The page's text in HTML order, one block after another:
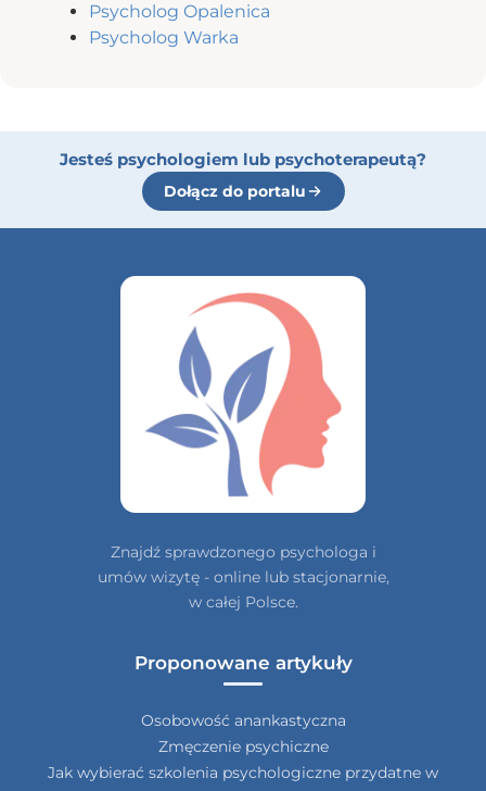
Psycholog Opalenica
Psycholog Warka
Jesteś psychologiem lub psychoterapeutą?
Dołącz do portalu
Znajdź sprawdzonego psychologa i
umów wizytę - online lub stacjonarnie,
w całej Polsce.
Proponowane artykuły
Osobowość anankastyczna
Zmęczenie psychiczne
Jak wybierać szkolenia psychologiczne przydatne w